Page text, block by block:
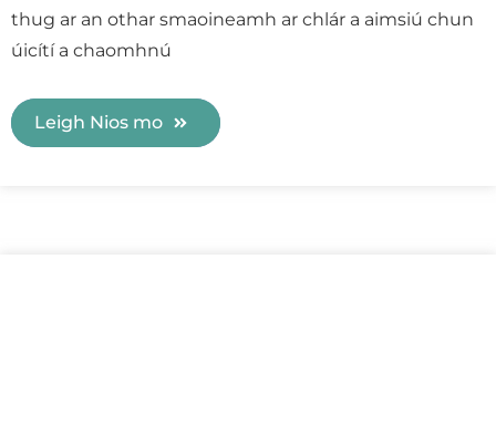
thug ar an othar smaoineamh ar chlár a aimsiú chun
úicítí a chaomhnú
Leigh Nios mo